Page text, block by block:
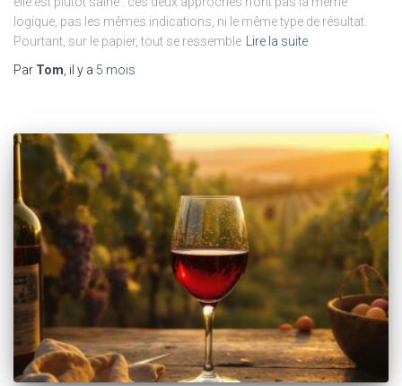
logique, pas les mêmes indications, ni le même type de résultat.
Pourtant, sur le papier, tout se ressemble
Lire la suite
Par Tom , il y a 5 mois